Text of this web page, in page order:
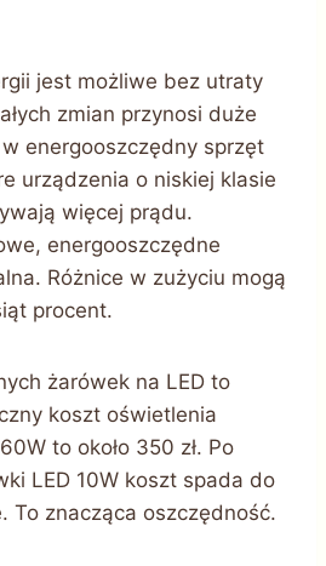
jest możliwe bez utraty
zmian przynosi duże
energooszczędny sprzęt
urządzenia o niskiej klasie
więcej prądu.
energooszczędne
Różnice w zużyciu mogą
procent.
żarówek na LED to
koszt oświetlenia
to około 350 zł. Po
LED 10W koszt spada do
To znacząca oszczędność.